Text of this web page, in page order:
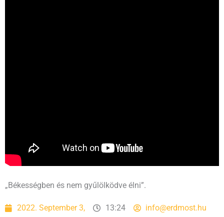
„Békességben és nem gyűlölködve élni”.
2022. September 3, 13:24 info@erdmost.hu